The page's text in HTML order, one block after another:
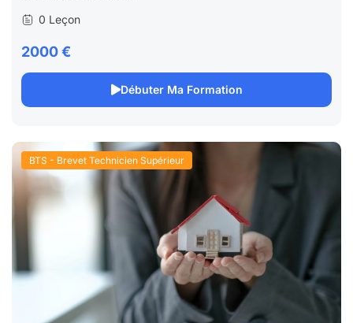
0 Leçon
2000 €
Débuter Ma Formation
BTS - Brevet Technicien Supérieur